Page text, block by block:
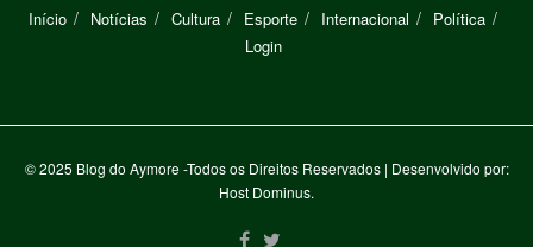
Início Notícias Cultura Esporte Internacional
Política
Login
© 2025 Blog do Aymore-Todos os Direitos Reservados | Desenvolvido por:
Host Dominus.